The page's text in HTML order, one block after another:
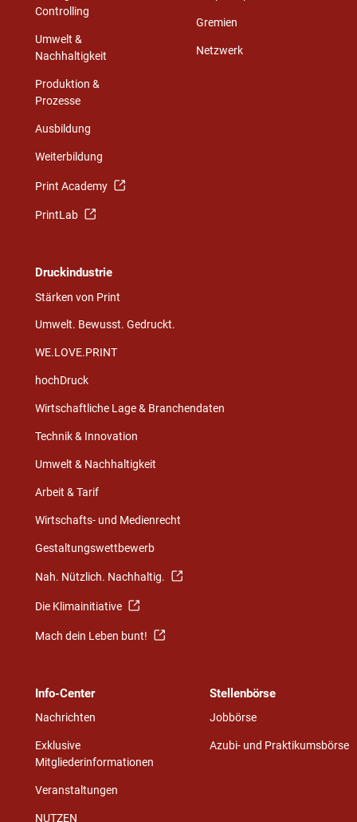
Controlling
Umwelt &
Nachhaltigkeit
Produktion &
Prozesse
Ausbildung
Weiterbildung
Print Academy
PrintLab
Gremien
Netzwerk
Druckindustrie
Stärken von Print
Umwelt. Bewusst. Gedruckt.
WE.LOVE.PRINT
hochDruck
Wirtschaftliche Lage & Branchendaten
Technik & Innovation
Umwelt & Nachhaltigkeit
Arbeit & Tarif
Wirtschafts- und Medienrecht
Gestaltungswettbewerb
Nah. Nützlich. Nachhaltig.
Die Klimainitiative
Mach dein Leben bunt!
Info-Center
Nachrichten
Exklusive
Mitgliederinformationen
Veranstaltungen
NUTZEN
Stellenbörse
Jobbörse
Azubi- und Praktikumsbörse